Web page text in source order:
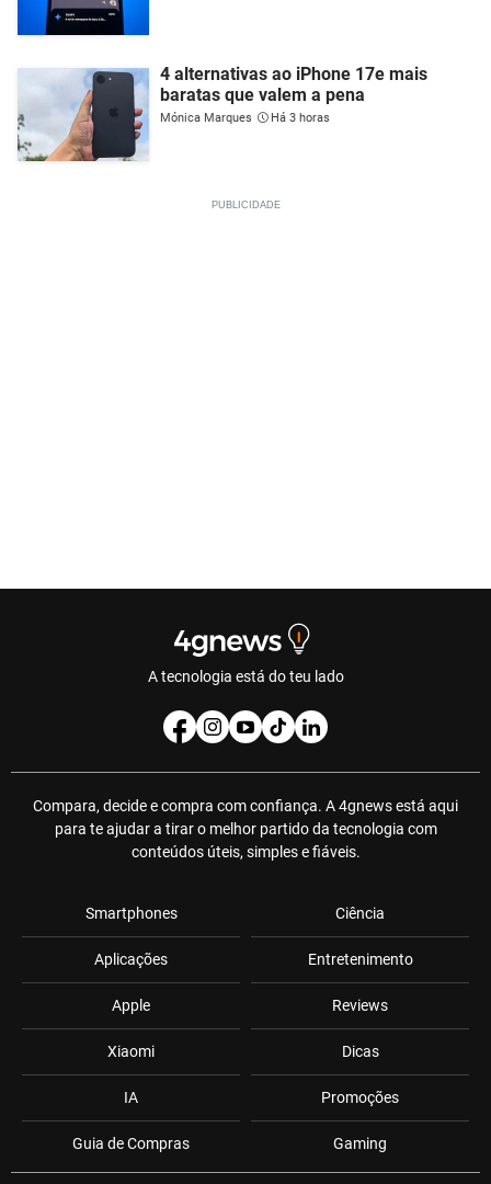
4 alternativas ao iPhone 17e mais
baratas que valem a pena
Mónica Marques Há 3 horas
A tecnologia está do teu lado
Compara, decide e compra com confiança. A 4gnews está aqui
para te ajudar a tirar o melhor partido da tecnologia com
conteúdos úteis, simples e fiáveis.
Smartphones
Aplicações
Apple
Xiaomi
IA
Guia de Compras
Ciência
Entretenimento
Reviews
Dicas
Promoções
Gaming